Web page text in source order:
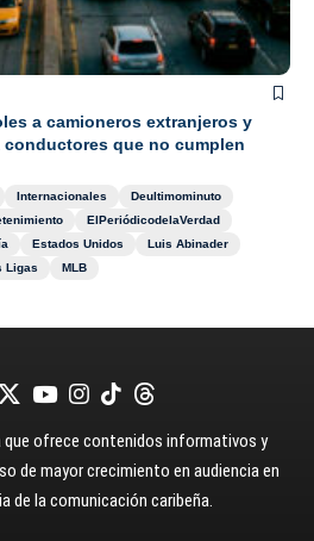
a camioneros extranjeros y
conductores que no cumplen
Internacionales
Deultimominuto
ElPeriódicodelaVerdad
Estados Unidos
Luis Abinader
Ligas MLB
ofrece contenidos informativos y
de mayor crecimiento en audiencia en
de la comunicación caribeña.